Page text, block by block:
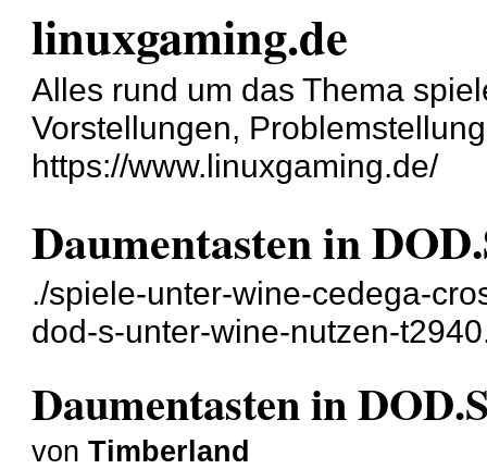
linuxgaming.de
Alles rund um das Thema
Vorstellungen,
https://www.linuxgaming.de/
Daumentasten in
./spiele-unter-wine-cedega-
dod-s-unter-wine-nutzen-
Daumentasten in
vonTimberland